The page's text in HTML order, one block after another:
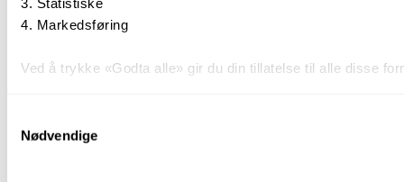
Markedsføring
Ved å trykke «Godta alle» gir du din tillatelse til alle disse
Nødvendige